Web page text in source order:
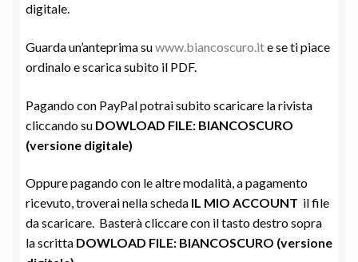
digitale.
Guarda un’anteprima suwww.biancoscuro.ite se ti piace
ordinalo e scarica subito il PDF.
Pagando con PayPal potrai subito scaricare la rivista
cliccando su DOWLOAD FILE: BIANCOSCURO
(versione digitale)
Oppure pagando con le altre modalità, a pagamento
ricevuto, troverai nella scheda IL MIO ACCOUNT il file
da scaricare. Basterà cliccare con il tasto destro sopra
la scritta DOWLOAD FILE: BIANCOSCURO (versione